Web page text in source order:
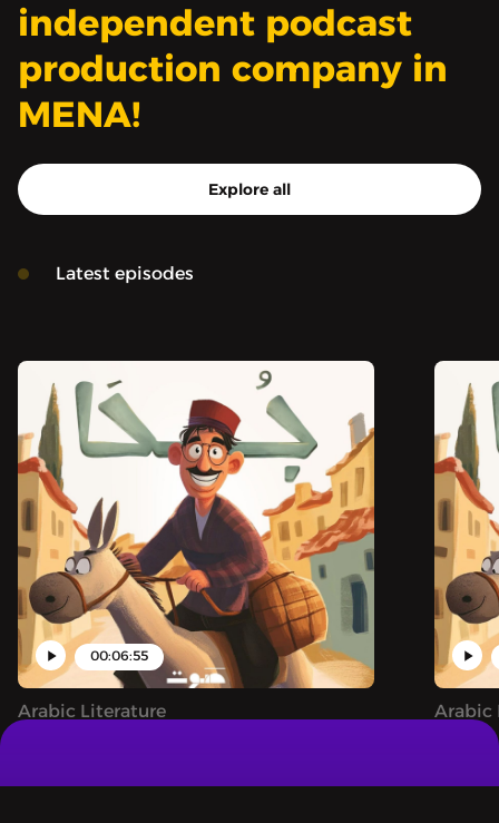
independent podcast
production company in
MENA!
Explore all
Latest episodes
00:06:55
Arabic Literature Arabic